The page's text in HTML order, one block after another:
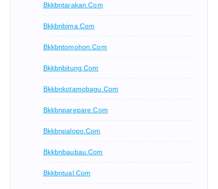
Bkkbntarakan.com
Bkkbnbima.com
Bkkbntomohon.com
Bkkbnbitung.com
Bkkbnkotamobagu.com
Bkkbnparepare.com
Bkkbnpalopo.com
Bkkbnbaubau.com
Bkkbntual.com